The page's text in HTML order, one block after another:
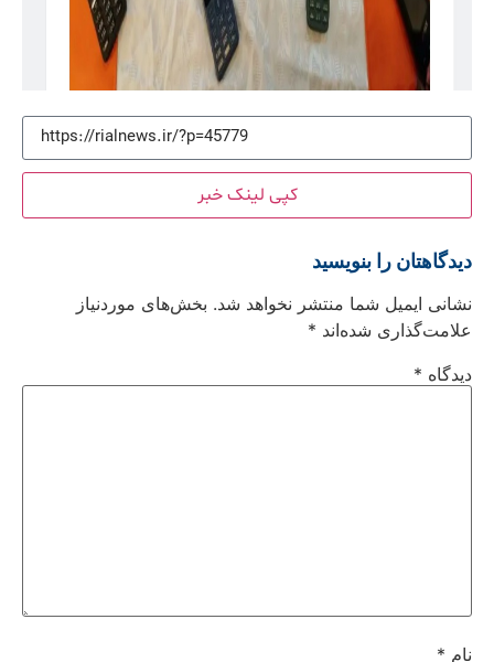
کپی لینک خبر
دیدگاهتان را بنویسید
نشانی ایمیل شما منتشر نخواهد شد. بخش‌های موردنیاز
علامت‌گذاری شده‌اند *
دیدگاه *
نام *